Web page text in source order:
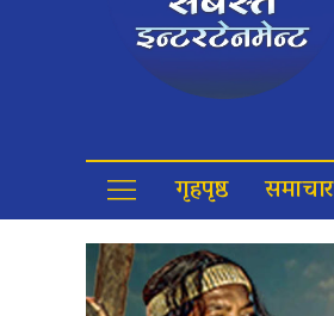
गृहपृष्ठ समाचार